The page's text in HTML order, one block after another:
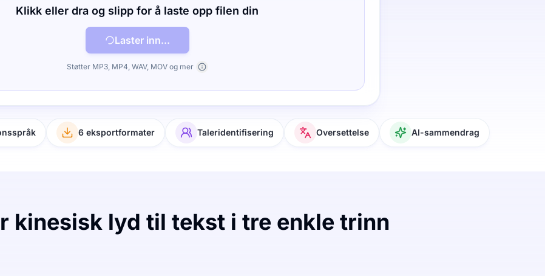
Klikk eller dra og slipp for å laste opp filen din
Laster inn...
Støtter MP3, MP4, WAV, MOV og mer
6 eksportformater Taleridentifisering Oversettelse AI-sammendrag
kinesisk lyd til tekst i tre enkle trinn